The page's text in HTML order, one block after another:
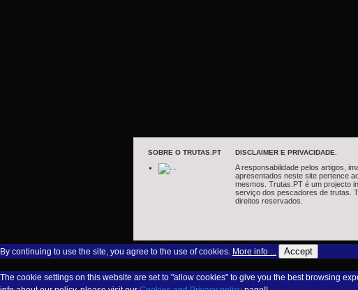
SOBRE O TRUTAS.PT
.
DISCLAIMER E PRIVACIDADE.
A responsabilidade pelos artigos,
apresentados neste site pertence
mesmos. Trutas.PT é um projecto
serviço dos pescadores de trutas.
direitos reservados.
By continuing to use the site, you agree to the use of cookies. More info ... Accept
The cookie settings on this website are set to "allow cookies" to give you the best browsing